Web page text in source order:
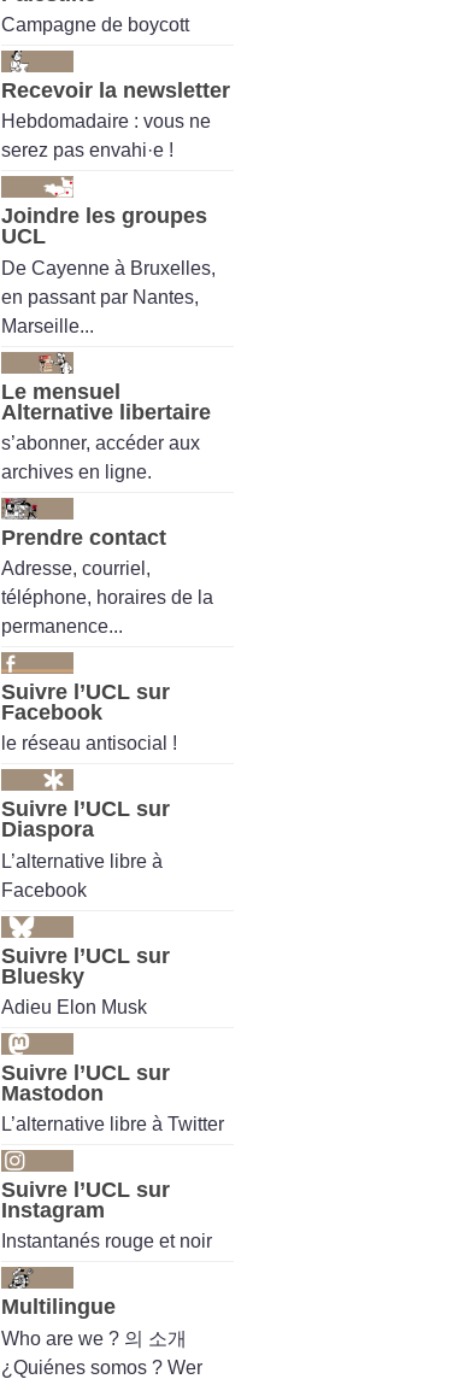
Campagne de boycott
Recevoir la newsletter
Hebdomadaire : vous ne
serez pas envahi·e !
Joindre les groupes
UCL
De Cayenne à Bruxelles,
en passant par Nantes,
Marseille...
Le mensuel
Alternative libertaire
s’abonner, accéder aux
archives en ligne.
Prendre contact
Adresse, courriel,
téléphone, horaires de la
permanence...
Suivre l’UCL sur
Facebook
le réseau antisocial !
Suivre l’UCL sur
Diaspora
L’alternative libre à
Facebook
Suivre l’UCL sur
Bluesky
Adieu Elon Musk
Suivre l’UCL sur
Mastodon
L’alternative libre à Twitter
Suivre l’UCL sur
Instagram
Instantanés rouge et noir
Multilingue
Who are we ? 의 소개
¿Quiénes somos ? Wer